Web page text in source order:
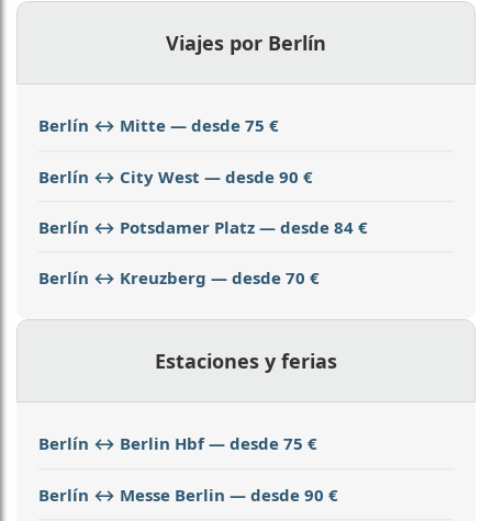
Viajes por Berlín
Berlín ↔ Mitte — desde 75 €
Berlín ↔ City West — desde 90 €
Berlín ↔ Potsdamer Platz — desde 84 €
Berlín ↔ Kreuzberg — desde 70 €
Estaciones y ferias
Berlín ↔ Berlin Hbf — desde 75 €
Berlín ↔ Messe Berlin — desde 90 €